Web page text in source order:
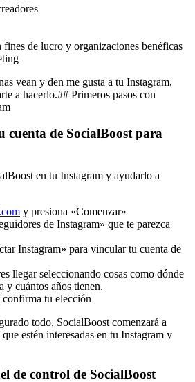
fines de lucro y organizaciones benéficas
vean y den me gusta a tu Instagram,
a hacerlo.## Primeros pasos con
cuenta de SocialBoost para
en tu Instagram y ayudarlo a
y presiona «Comenzar»
de Instagram» que te parezca
Instagram» para vincular tu cuenta de
llegar seleccionando cosas como dónde
y cuántos años tienen.
tu elección
todo, SocialBoost comenzará a
estén interesadas en tu Instagram y
de control de SocialBoost